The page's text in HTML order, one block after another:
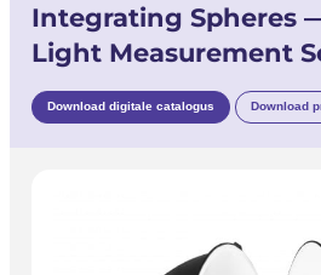
Integrating Spheres
Light Measurement
Download digitale catalogus Download